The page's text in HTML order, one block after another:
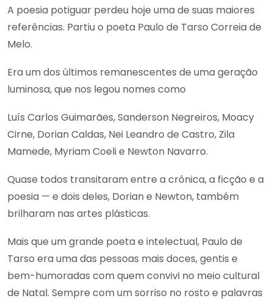
A poesia potiguar perdeu hoje uma de suas maiores
referências. Partiu o poeta Paulo de Tarso Correia de
Melo.
Era um dos últimos remanescentes de uma geração
luminosa, que nos legou nomes como
Luís Carlos Guimarães, Sanderson Negreiros, Moacy
Cirne, Dorian Caldas, Nei Leandro de Castro, Zila
Mamede, Myriam Coeli e Newton Navarro.
Quase todos transitaram entre a crônica, a ficção e a
poesia — e dois deles, Dorian e Newton, também
brilharam nas artes plásticas.
Mais que um grande poeta e intelectual, Paulo de
Tarso era uma das pessoas mais doces, gentis e
bem-humoradas com quem convivi no meio cultural
de Natal. Sempre com um sorriso no rosto e palavras